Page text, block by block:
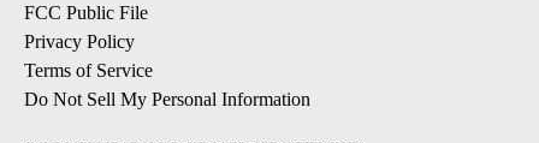
FCC Public File
Privacy Policy
Terms of Service
Do Not Sell My Personal Information